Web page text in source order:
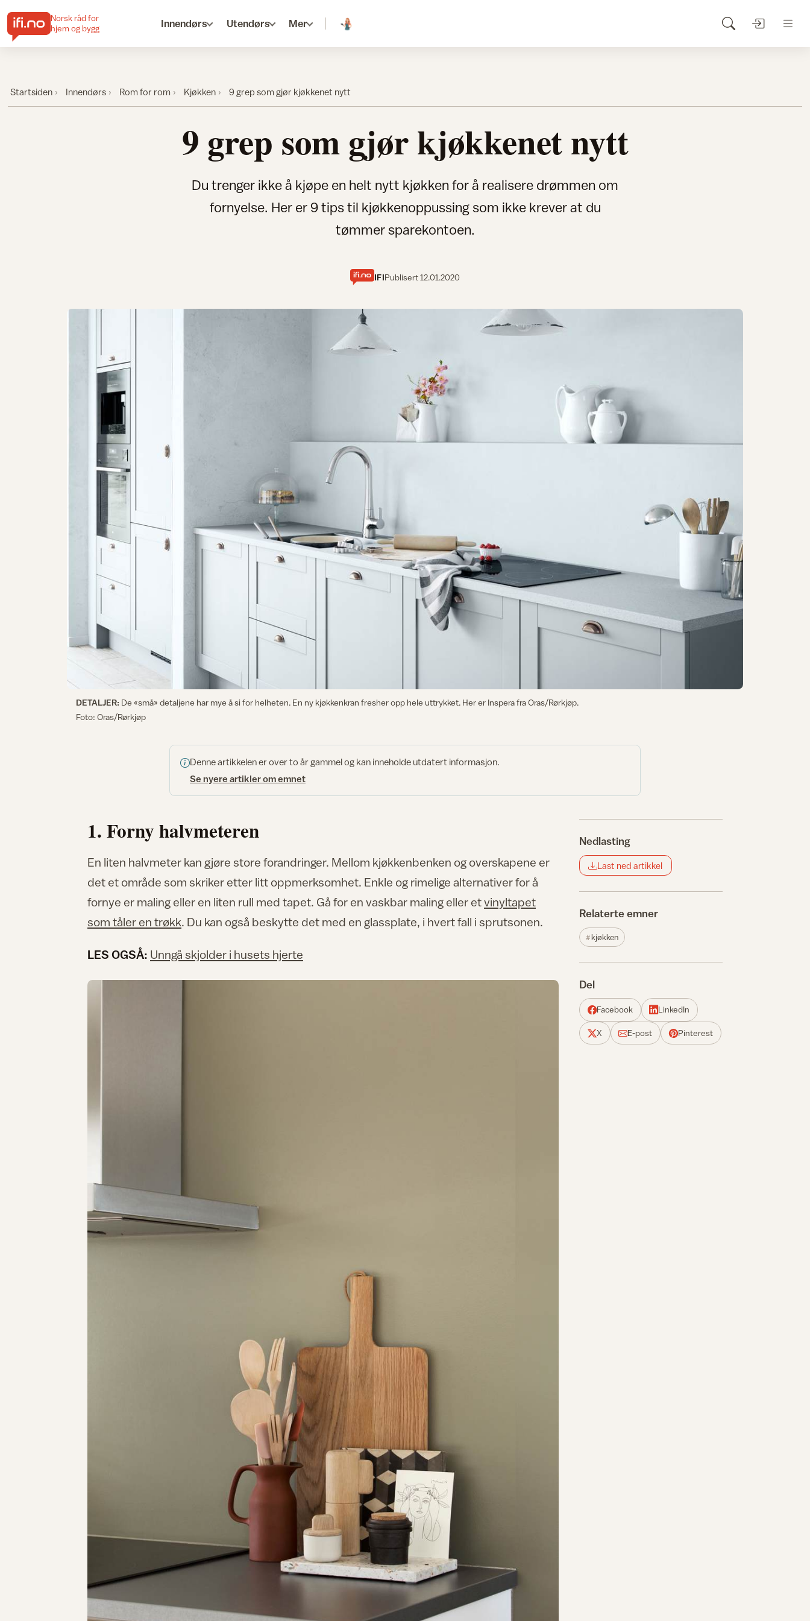
Norsk råd for
hjem og bygg
Innendørs Utendørs Mer
Startsiden Innendørs Rom for rom Kjøkken 9 grep som gjør kjøkkenet nytt
9 grep som gjør kjøkkenet nytt
Du trenger ikke å kjøpe en helt nytt kjøkken for å realisere drømmen om
fornyelse. Her er 9 tips til kjøkkenoppussing som ikke krever at du
tømmer sparekontoen.
IFIPublisert12.01.2020
DETALJER: De «små» detaljene har mye å si for helheten. En ny kjøkkenkran fresher opp hele uttrykket. Her er Inspera fra Oras/Rørkjøp.
Foto: Oras/Rørkjøp
Denne artikkelen er over to år gammel og kan inneholde utdatert informasjon.
Se nyere artikler om emnet
1. Forny halvmeteren
En liten halvmeter kan gjøre store forandringer. Mellom kjøkkenbenken og overskapene er
det et område som skriker etter litt oppmerksomhet. Enkle og rimelige alternativer for å
fornye er maling eller en liten rull med tapet. Gå for en vaskbar maling eller etvinyltapet
som tåler en trøkk. Du kan også beskytte det med en glassplate, i hvert fall i sprutsonen.
LES OGSÅ: Unngå skjolder i husets hjerte
Nedlasting
Last ned artikkel
Relaterte emner
kjøkken
Del
Facebook LinkedIn
X E-post Pinterest